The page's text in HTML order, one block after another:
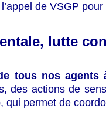
de VSGP
lutte
tous nos agents
des actions de
, qui permet de